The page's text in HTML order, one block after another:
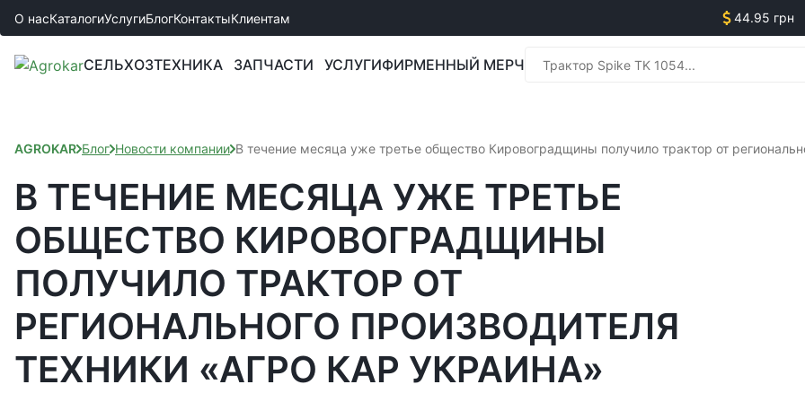
О насКаталогиУслугиБлогКонтактыКлиентам 44.95 грн
СЕЛЬХОЗТЕХНИКА ЗАПЧАСТИ УСЛУГИФИРМЕННЫЙ МЕРЧ
AGROKAR Блог Новости компании В течение месяца уже третье общество Кировоградщины получило трактор от
В ТЕЧЕНИЕ МЕСЯЦА УЖЕ ТРЕТЬЕ
ОБЩЕСТВО КИРОВОГРАДЩИНЫ
ПОЛУЧИЛО ТРАКТОР ОТ
РЕГИОНАЛЬНОГО ПРОИЗВОДИТЕЛЯ
ТЕХНИКИ «АГРО КАР УКРАИНА»